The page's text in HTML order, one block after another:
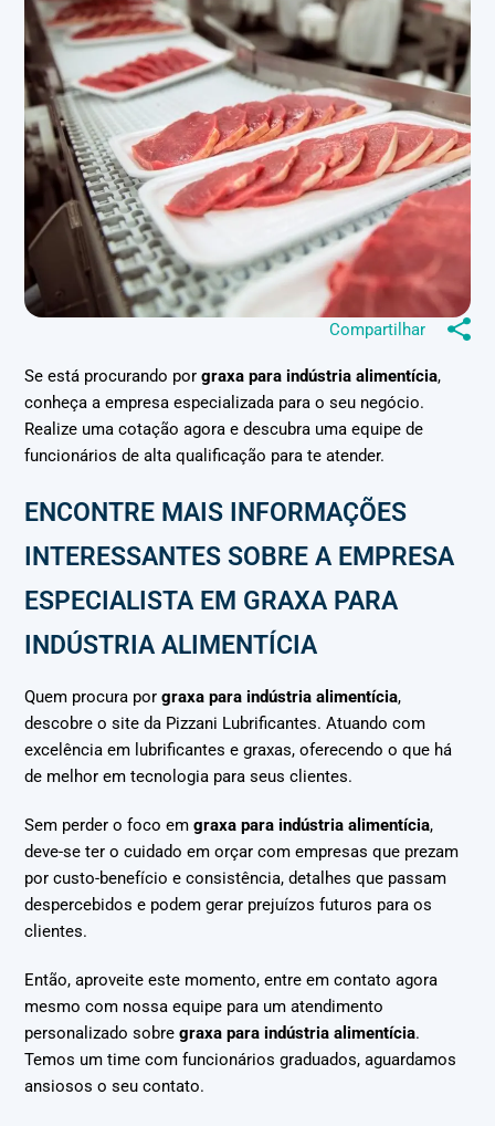
Compartilhar
Se está procurando porgraxa para indústria alimentícia,
conheça a empresa especializada para o seu negócio.
Realize uma cotação agora e descubra uma equipe de
funcionários de alta qualificação para te atender.
ENCONTRE MAIS INFORMAÇÕES
INTERESSANTES SOBRE A EMPRESA
ESPECIALISTA EM GRAXA PARA
INDÚSTRIA ALIMENTÍCIA
Quem procura porgraxa para indústria alimentícia,
descobre o site da Pizzani Lubrificantes. Atuando com
excelência em lubrificantes e graxas, oferecendo o que há
de melhor em tecnologia para seus clientes.
Sem perder o foco emgraxa para indústria alimentícia,
deve-se ter o cuidado em orçar com empresas que prezam
por custo-benefício e consistência, detalhes que passam
despercebidos e podem gerar prejuízos futuros para os
clientes.
Então, aproveite este momento, entre em contato agora
mesmo com nossa equipe para um atendimento
personalizado sobregraxa para indústria alimentícia.
Temos um time com funcionários graduados, aguardamos
ansiosos o seu contato.